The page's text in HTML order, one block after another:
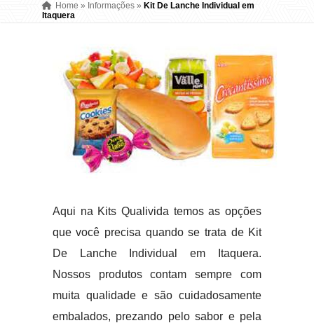
Home » Informações » Kit De Lanche Individual em
Itaquera
Aqui na Kits Qualivida temos as opções
que você precisa quando se trata de Kit
De Lanche Individual em Itaquera.
Nossos produtos contam sempre com
muita qualidade e são cuidadosamente
embalados, prezando pelo sabor e pela